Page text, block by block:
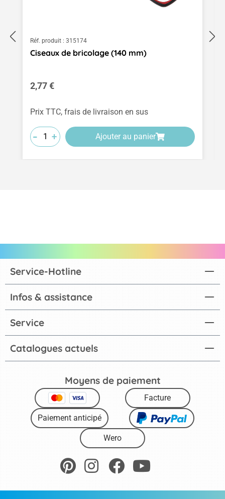
Réf. produit : 315174
Ciseaux de bricolage (140 mm)
Prix régulier :
2,77 €
Prix TTC, frais de livraison en sus
-
-
- +
+
+ Ajouter au panier
Catalogues actuels
Service-Hotline
Infos & assistance
Service
Moyens de paiement
Facture
Paiement anticipé
Wero